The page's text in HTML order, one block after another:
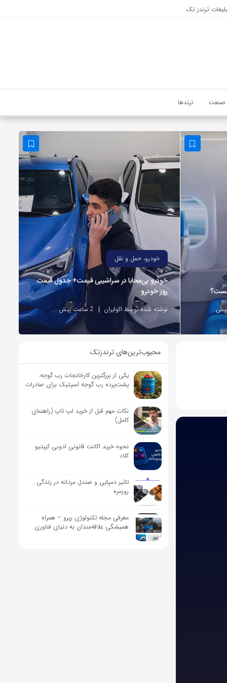
ترندز تک
صنعت ترندها
خودرو، حمل و نقل
خودرو بی‌محابا در سراشیبی قیمت+ جدول قیمت
روز خودرو
نوشته شده توسط اکوایران 2 ساعت پیش
محبوب‌ترین‌های ترندزتک
یکی از بزرگترین کارخانجات رب گوجه:
پشت‌پرده رب گوجه اسپتیک برای صادرات
نکات مهم قبل از خرید لپ تاپ (راهنمای
کامل)
نحوه خرید اکانت قانونی ادوبی کریتیو
کلاد
تاثیر دمپایی و صندل مردانه در زندگی
روزمره
معرفی مجله تکنولوژی رپرو – همراه
همیشگی علاقه‌مندان به دنیای فناوری